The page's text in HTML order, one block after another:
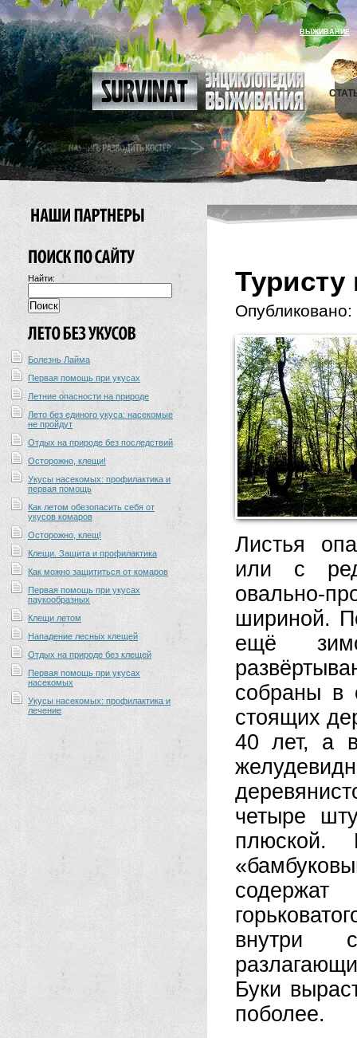
ВЫЖИВАНИЕ
Найти:
Болезнь Лайма
Первая помощь при укусах
Летние опасности на природе
Лето без единого укуса: насекомые
не пройдут
Отдых на природе без последствий
Осторожно, клещи!
Укусы насекомых: профилактика и
первая помощь
Как летом обезопасить себя от
укусов комаров
Осторожно, клещ!
Клещи. Защита и профилактика
Как можно защититься от комаров
Первая помощь при укусах
паукообразных
Клещи летом
Нападение лесных клещей
Отдых на природе без клещей
Первая помощь при укусах
насекомых
Укусы насекомых: профилактика и
лечение
Туристу
Опубликовано:
Листья
или с
овально-
шириной.
ещё
собраны в
стоящих
40 лет, а
четыре
внутри
Буки
поболее.